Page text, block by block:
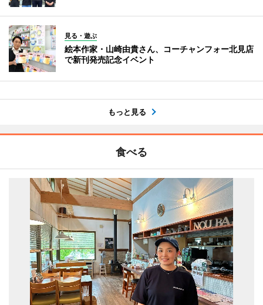
見る・遊ぶ
絵本作家・山崎由貴さん、コーチャンフォー北見店
で新刊発売記念イベント
もっと見る
食べる